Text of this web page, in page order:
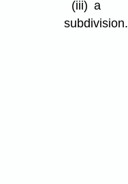
(iii) a
subdivision.